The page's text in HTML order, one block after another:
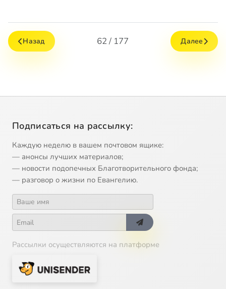
Назад 62 / 177 Далее
Подписаться на рассылку:
Каждую неделю в вашем почтовом ящике:
— анонсы лучших материалов;
— новости подопечных Благотворительного фонда;
— разговор о жизни по Евангелию.
Рассылки осуществляются на платформе